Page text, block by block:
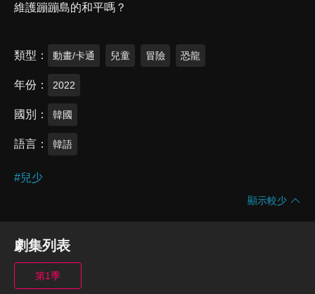
維護蹦蹦島的和平嗎？
類型 動畫/卡通 兒童 冒險 恐龍
年份 2022
國別 韓國
語言 韓語
#兒少
顯示較少
劇集列表
第1季